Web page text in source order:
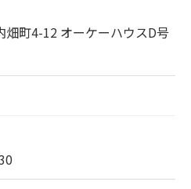
町4-12 オーケーハウスD号